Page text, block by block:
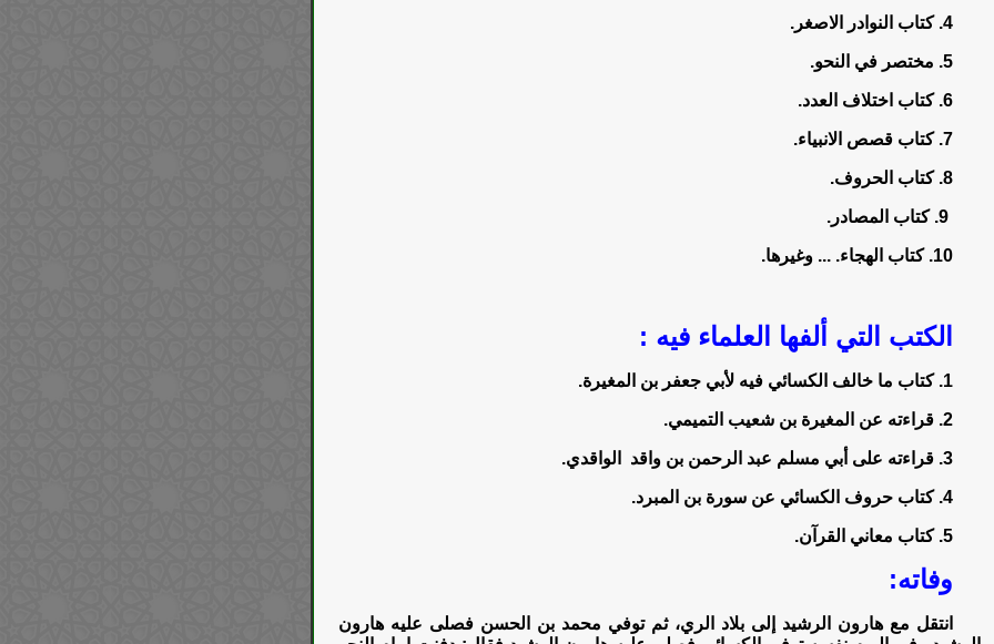
4. كتاب النوادر الاصغر.
5. مختصر في النحو.
6. كتاب اختلاف العدد.
7. كتاب قصص الانبياء.
8. كتاب الحروف.
10. كتاب الهجاء. ... وغيرها.
الكتب التي ألفها العلماء فيه :
1. كتاب ما خالف الكسائي فيه لأبي جعفر بن المغيرة.
2. قراءته عن المغيرة بن شعيب التميمي.
3. قراءته على أبي مسلم عبد الرحمن بن واقد الواقدي.
4. كتاب حروف الكسائي عن سورة بن المبرد.
5. كتاب معاني القرآن.
وفاته:
انتقل مع هارون الرشيد إلى بلاد الري، ثم توفي محمد بن الحسن فصلى عليه هارون